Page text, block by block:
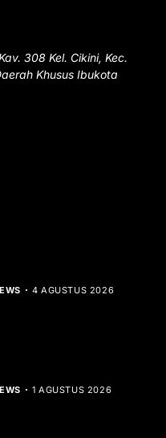
308 Kel. Cikini, Kec.
Khusus Ibukota
4 AGUSTUS 2026
1 AGUSTUS 2026